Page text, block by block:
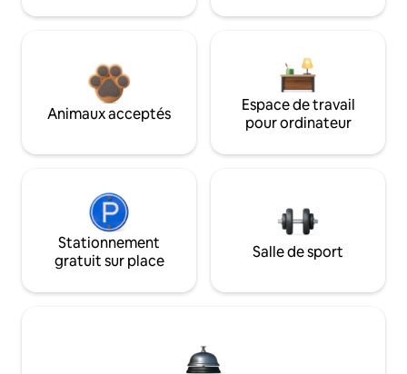
Animaux acceptés
Espace de travail
pour ordinateur
Stationnement
gratuit sur place
Salle de sport